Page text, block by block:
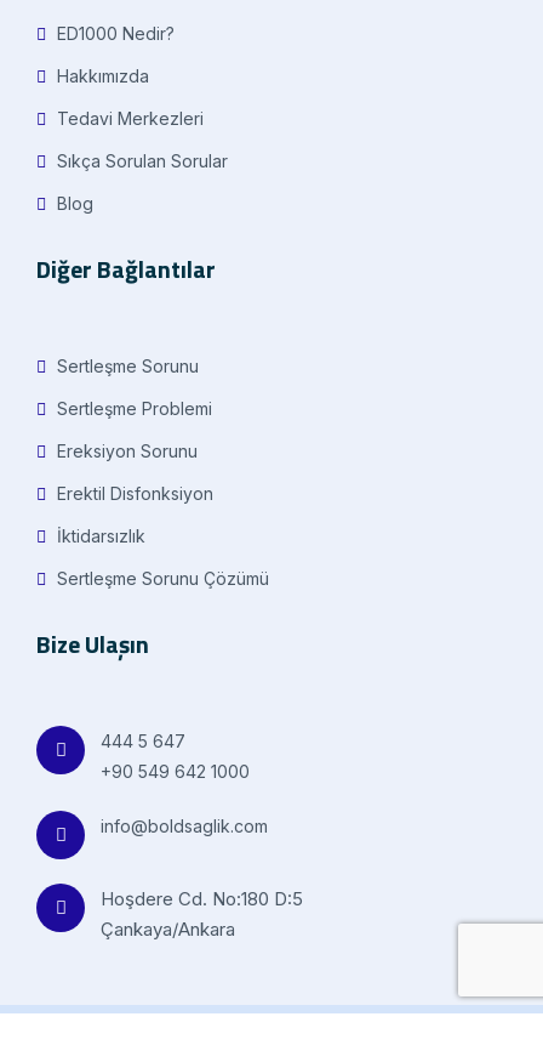
ED1000 Nedir?
Hakkımızda
Tedavi Merkezleri
Sıkça Sorulan Sorular
Blog
Diğer Bağlantılar
Sertleşme Sorunu
Sertleşme Problemi
Ereksiyon Sorunu
Erektil Disfonksiyon
İktidarsızlık
Sertleşme Sorunu Çözümü
Bize Ulaşın
444 5 647
+90 549 642 1000
info@boldsaglik.com
Hoşdere Cd. No:180 D:5
Çankaya/Ankara